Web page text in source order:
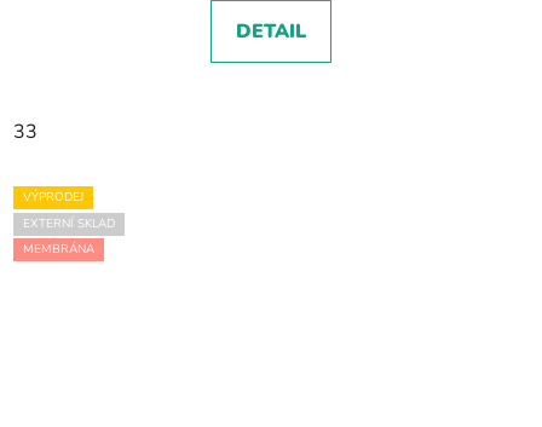
DETAIL
33
VÝPRODEJ
EXTERNÍ SKLAD
MEMBRÁNA